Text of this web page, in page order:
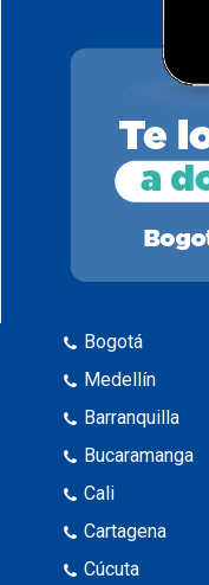
Bogotá
Medellín
Barranquilla
Bucaramanga
Cali
Cartagena
Cúcuta